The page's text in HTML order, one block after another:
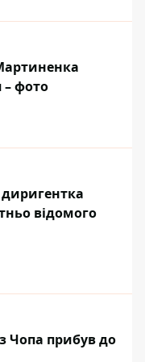
– фото
диригентка
відомого
Чопа прибув до